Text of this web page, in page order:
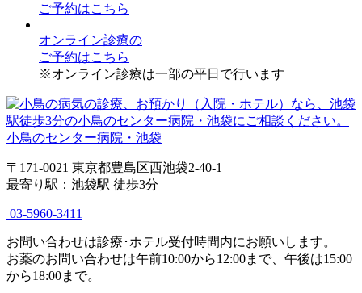
ご予約はこちら
オンライン診療の
ご予約はこちら
※オンライン診療は一部の平日で行います
小鳥のセンター病院・池袋
〒171-0021 東京都豊島区西池袋2-40-1
最寄り駅：池袋駅 徒歩3分
03-5960-3411
お問い合わせは診療･ホテル受付時間内にお願いします。
お薬のお問い合わせは午前10:00から12:00まで、午後は15:00
から18:00まで。